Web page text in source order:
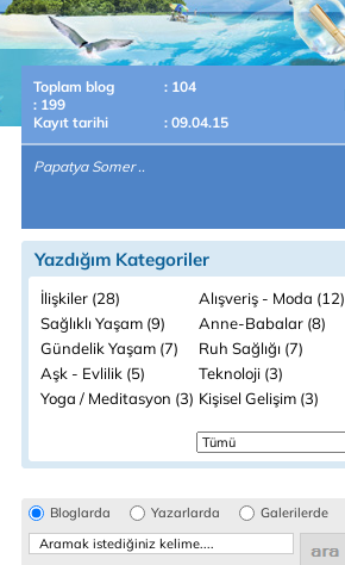
Toplam blog
: 104
: 199
Kayıt tarihi
: 09.04.15
Papatya Somer ..
Yazdığım Kategoriler
İlişkiler (28)
Alışveriş - Moda (12)
Sağlıklı Yaşam (9)
Anne-Babalar (8)
Gündelik Yaşam (7)
Ruh Sağlığı (7)
Aşk - Evlilik (5)
Teknoloji (3)
Yoga / Meditasyon (3) Kişisel Gelişim (3)
Bloglarda Yazarlarda Galerilerde